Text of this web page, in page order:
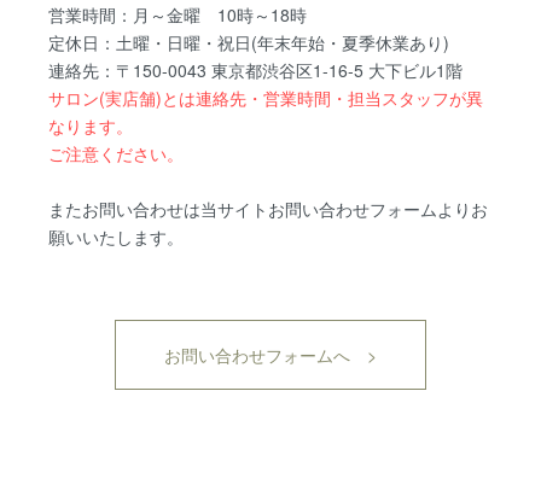
営業時間：月～金曜 10時～18時
定休日：土曜・日曜・祝日(年末年始・夏季休業あり)
連絡先：〒150-0043 東京都渋谷区1-16-5 大下ビル1階
サロン(実店舗)とは連絡先・営業時間・担当スタッフが異
なります。
ご注意ください。
またお問い合わせは当サイトお問い合わせフォームよりお
願いいたします。
お問い合わせフォームへ >